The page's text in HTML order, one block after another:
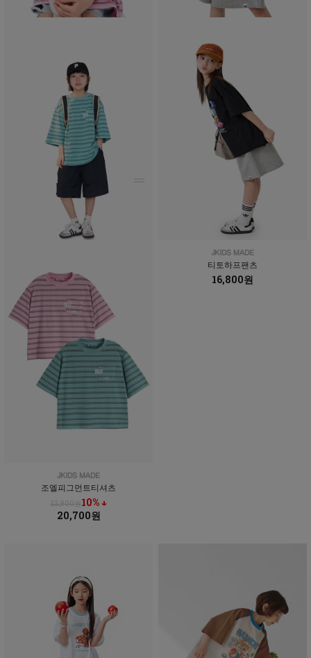
조엘피그먼트티셔츠
22,900원10% ↓
20,700원
티토하프팬츠
16,800원